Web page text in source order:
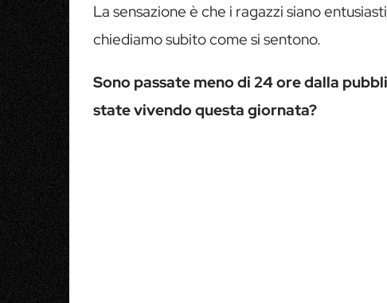
La sensazione è che i ragazzi siano
chiediamo subito come si sentono.
Sono passate meno di 24 ore dalla
state vivendo questa giornata?